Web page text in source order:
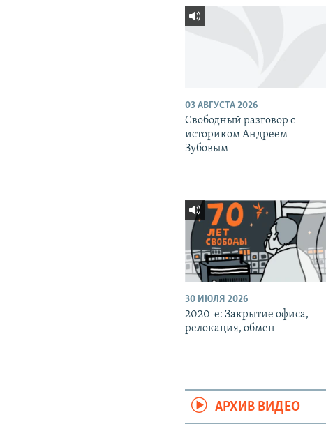
03 АВГУСТА 2026
Свободный разговор с
историком Андреем
Зубовым
30 ИЮЛЯ 2026
2020-е: Закрытие офиса,
релокация, обмен
АРХИВ ВИДЕО